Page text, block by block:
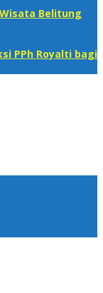
Belitung
PPh Royalti bagi